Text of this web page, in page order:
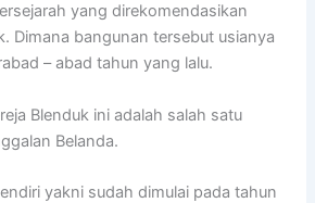
yang direkomendasikan
Dimana bangunan tersebut usianya
– abad tahun yang lalu.
Blenduk ini adalah salah satu
Belanda.
yakni sudah dimulai pada tahun